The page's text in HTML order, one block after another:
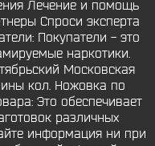
Лечение и помощь
Спроси эксперта
Покупатели - это
наркотики.
Московская
кол. Ножовка по
Это обеспечивает
различных
информация ни при